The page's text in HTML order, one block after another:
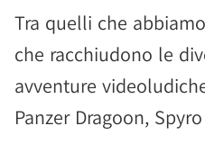
Tra quelli che
che racchiudono le
avventure
Panzer Dragoon,